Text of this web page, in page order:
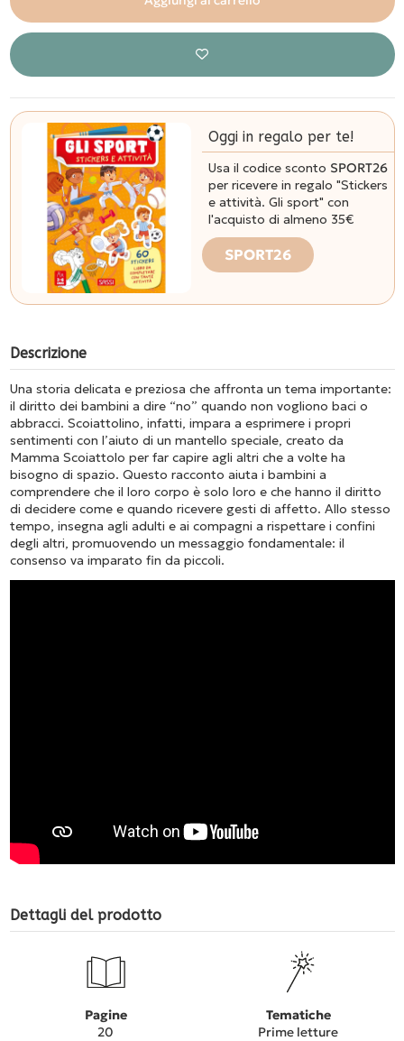
Oggi in regalo per te!
Usa il codice sconto SPORT26
per ricevere in regalo "Stickers
e attività. Gli sport" con
l'acquisto di almeno 35€
SPORT26
Descrizione
Una storia delicata e preziosa che affronta un tema importante:
il diritto dei bambini a dire “no” quando non vogliono baci o
abbracci. Scoiattolino, infatti, impara a esprimere i propri
sentimenti con l’aiuto di un mantello speciale, creato da
Mamma Scoiattolo per far capire agli altri che a volte ha
bisogno di spazio. Questo racconto aiuta i bambini a
comprendere che il loro corpo è solo loro e che hanno il diritto
di decidere come e quando ricevere gesti di affetto. Allo stesso
tempo, insegna agli adulti e ai compagni a rispettare i confini
degli altri, promuovendo un messaggio fondamentale: il
consenso va imparato fin da piccoli.
Dettagli del prodotto
Pagine
20
Tematiche
Prime letture